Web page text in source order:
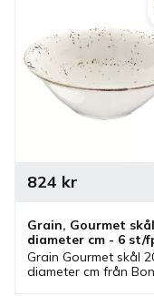
Grain, Gourmet
diameter cm - 6 st/
Grain Gourmet skål
diameter cm från
824 kr